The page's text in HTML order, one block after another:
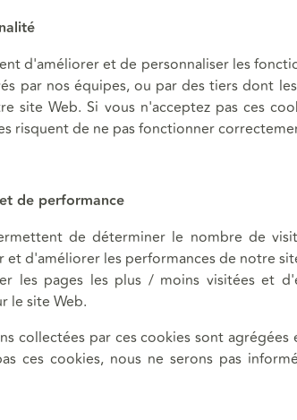
d'améliorer et de personnaliser les
par nos équipes, ou par des tiers dont
site Web. Si vous n'acceptez pas ces
risquent de ne pas fonctionner
de performance
de déterminer le nombre de
et d'améliorer les performances de notre
les pages les plus / moins visitées et
le site Web.
collectées par ces cookies sont agrégées
ces cookies, nous ne serons pas